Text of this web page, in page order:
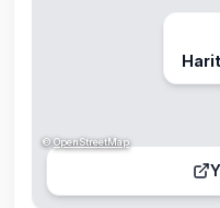
©OpenStreetMap